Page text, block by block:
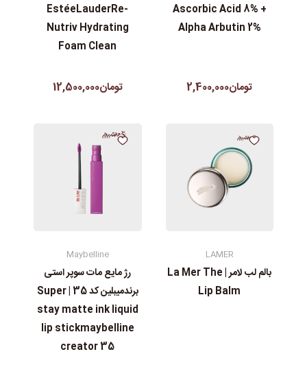
Ascorbic Acid 8% +
Alpha Arbutin 2%
تومان2,400,000
EstéeLauderRe-
Nutriv Hydrating
Foam Clean
تومان12,500,000
LAMER
بالم لب لامر | La Mer The
Lip Balm
Maybelline
رژ مایع مات سوپر استی‌
برندمیبلین کد 35 | Super
stay matte ink liquid
lip stickmaybelline
creator 35